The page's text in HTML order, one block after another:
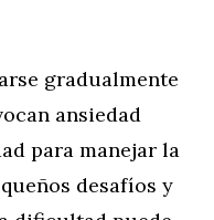
gradualmente
ansiedad
para manejar la
desafíos y